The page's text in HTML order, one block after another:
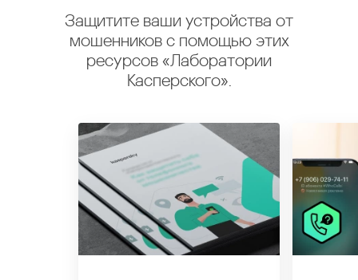
Защитите ваши устройства от
мошенников с помощью этих
ресурсов «Лаборатории
Касперского».